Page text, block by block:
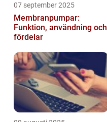
07 september 2025
Membranpumpar:
Funktion, användning och
fördelar